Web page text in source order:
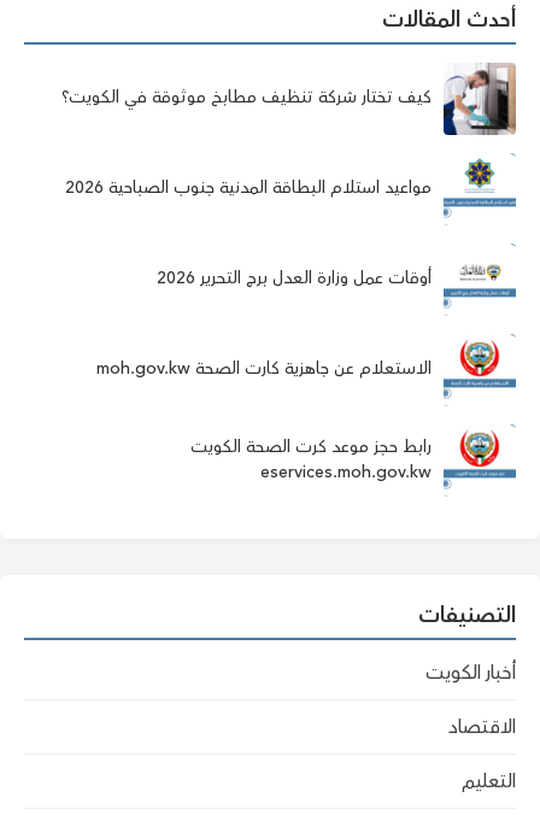
أحدث المقالات
كيف تختار شركة تنظيف مطابخ موثوقة في الكويت؟
مواعيد استلام البطاقة المدنية جنوب الصباحية 2026
أوقات عمل وزارة العدل برج التحرير 2026
الاستعلام عن جاهزية كارت الصحة moh.gov.kw
رابط حجز موعد كرت الصحة الكويت
eservices.moh.gov.kw
التصنيفات
أخبار الكويت
الاقتصاد
التعليم